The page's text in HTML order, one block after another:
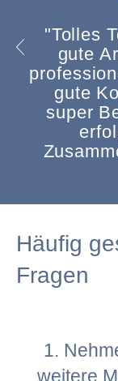
"Tolles
gute
gute
super
Häufig
Fragen
1.
weitere